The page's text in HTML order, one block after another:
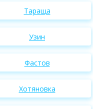
Тараща
Узин
Фастов
Хотяновка